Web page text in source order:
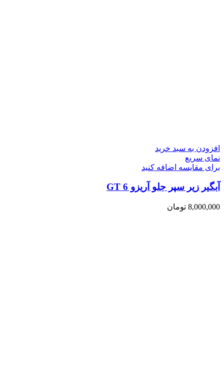
افزودن به سبد خرید
نمای سریع
برای مقایسه اضافه کنید
آبگیر زیر سپر جلو آریزو 6 GT
8,000,000 تومان